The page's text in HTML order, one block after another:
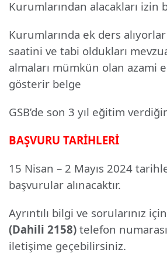
Kurumlarından alacakları izin
Kurumlarında ek ders
saatini ve tabi oldukları
almaları mümkün olan azami
gösterir belge
GSB’de son 3 yıl eğitim
BAŞVURU TARİHLERİ
15 Nisan – 2 Mayıs 2024
başvurular alınacaktır.
Ayrıntılı bilgi ve sorularınız için
(Dahili 2158) telefon
iletişime geçebilirsiniz.